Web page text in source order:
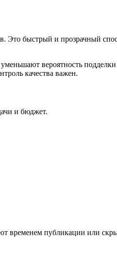
Это быстрый и прозрачный
вероятность
качества важен.
и бюджет.
временем публикации или